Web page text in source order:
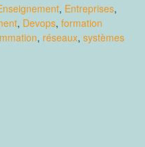
, Entreprises,
, Devops, formation
, réseaux, systèmes